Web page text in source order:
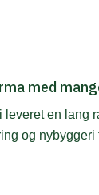
med
leveret en
og nybyggeri